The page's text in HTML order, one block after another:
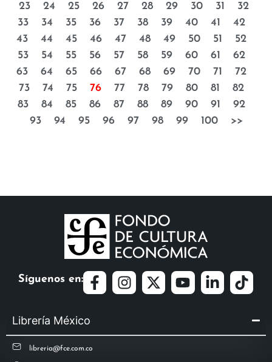
23
24 25 26 27 28 29 30 31
32
33
34 35 36 37 38 39 40 41
42
43
44 45 46 47 48 49 50 51
52
53
54 55 56 57 58 59 60 61
62
63
64 65 66 67 68 69 70 71
72
73
74 75 76 77 78 79 80 81
82
83
84 85 86 87 88 89 90 91
92
93
94 95 96 97 98 99 100 >>
Síguenos en:
Librería México
libreria@fce.com.co